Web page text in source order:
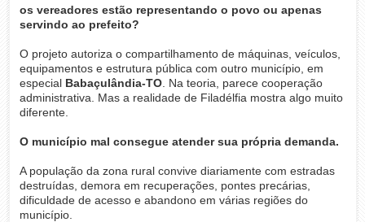
os vereadores estão representando o povo ou apenas
servindo ao prefeito?
O projeto autoriza o compartilhamento de máquinas, veículos,
equipamentos e estrutura pública com outro município, em
especial Babaçulândia-TO. Na teoria, parece cooperação
administrativa. Mas a realidade de Filadélfia mostra algo muito
diferente.
O município mal consegue atender sua própria demanda.
A população da zona rural convive diariamente com estradas
destruídas, demora em recuperações, pontes precárias,
dificuldade de acesso e abandono em várias regiões do
município.